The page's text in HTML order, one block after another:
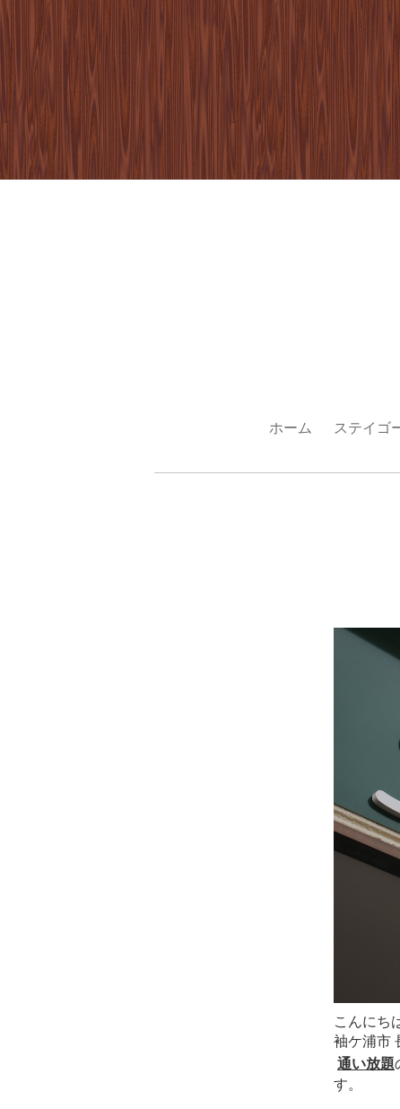
ホーム ステイゴ
こんにち
袖ケ浦市
通い放題
す。